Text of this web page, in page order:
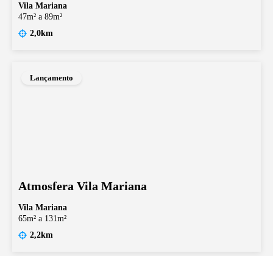
Vila Mariana
47m² a 89m²
2,0km
Lançamento
Atmosfera Vila Mariana
Vila Mariana
65m² a 131m²
2,2km